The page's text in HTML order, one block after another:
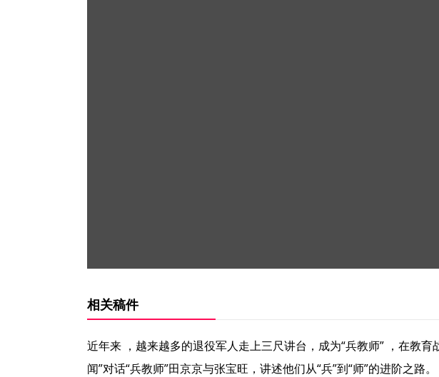
相关稿件
近年来 ，越来越多的退役军人走上三尺讲台，成为“兵教师” ，在教
闻”对话“兵教师”田京京与张宝旺，讲述他们从“兵”到“师”的进阶之路。